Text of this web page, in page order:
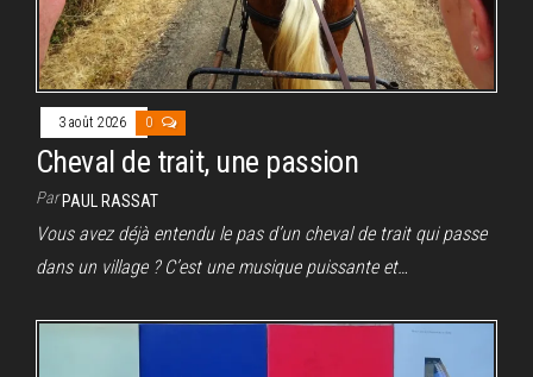
3 août 2026 0
Cheval de trait, une passion
ParPAUL RASSAT
Vous avez déjà entendu le pas d’un cheval de trait qui passe
dans un village ? C’est une musique puissante et…